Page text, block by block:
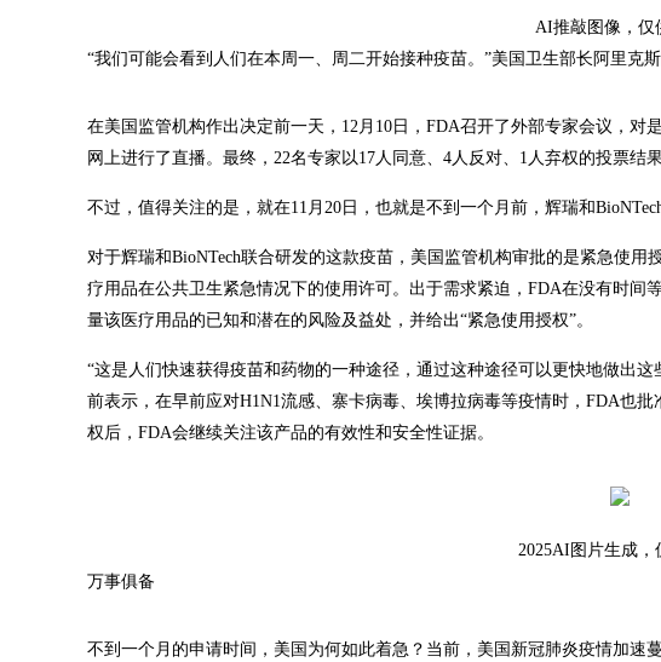
AI推敲图像，仅
“我们可能会看到人们在本周一、周二开始接种疫苗。”美国卫生部长阿里克
在美国监管机构作出决定前一天，12月10日，FDA召开了外部专家会议，对
网上进行了直播。最终，22名专家以17人同意、4人反对、1人弃权的投票结
不过，值得关注的是，就在11月20日，也就是不到一个月前，辉瑞和
对于辉瑞和BioNTech联合研发的这款疫苗，美国监管机构审批的是紧急使
疗用品在公共卫生紧急情况下的使用许可。出于需求紧迫，FDA在没有时
量该医疗用品的已知和潜在的风险及益处，并给出“紧急使用授权”。
“这是人们快速获得疫苗和药物的一种途径，通过这种途径可以更快地做出
前表示，在早前应对H1N1流感、寨卡病毒、埃博拉病毒等疫情时，FDA也
权后，FDA会继续关注该产品的有效性和安全性证据。
2025AI图片生成，
万事俱备
不到一个月的申请时间，美国为何如此着急？当前，美国新冠肺炎疫情加速